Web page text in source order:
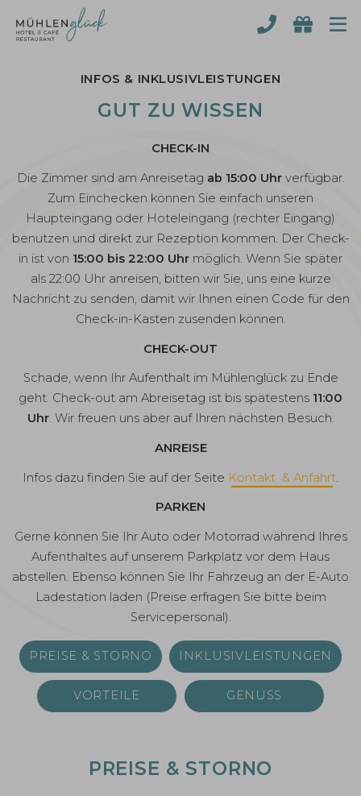
Täglich geöffnet bis 22:00 Uhr!
INFOS & INKLUSIVLEISTUNGEN
GUT ZU WISSEN
CHECK-IN
Die Zimmer sind am Anreisetag ab 15:00 Uhrverfügbar.
Zum Einchecken können Sie einfach unseren
Haupteingang oder Hoteleingang (rechter Eingang)
benutzen und direkt zur Rezeption kommen. Der Check-
in ist von 15:00 bis 22:00 Uhr möglich. Wenn Sie später
als 22:00 Uhr anreisen, bitten wir Sie, uns eine kurze
Nachricht zu senden, damit wir Ihnen einen Code für den
Check-in-Kasten zusenden können.
CHECK-OUT
Schade, wenn Ihr Aufenthalt im Mühlenglück zu Ende
geht. Check-out am Abreisetag ist bis spätestens 11:00
Uhr. Wir freuen uns aber auf Ihren nächsten Besuch.
ANREISE
Infos dazu finden Sie auf der Seite Kontakt & Anfahrt.
PARKEN
Gerne können Sie Ihr Auto oder Motorrad während Ihres
Aufenthaltes auf unserem Parkplatz vor dem Haus
abstellen. Ebenso können Sie Ihr Fahrzeug an der E-Auto
Ladestation laden (Preise erfragen Sie bitte beim
Servicepersonal).
PREISE & STORNO INKLUSIVLEISTUNGEN
VORTEILE GENUSS
PREISE & STORNO